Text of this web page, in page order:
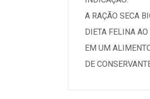
A RAÇÃO SECA
DIETA FELINA
EM UM
DE